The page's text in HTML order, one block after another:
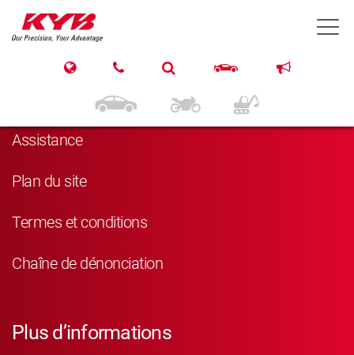
Navigation
Assistance
Plan du site
Termes et conditions
Chaîne de dénonciation
Plus d’informations